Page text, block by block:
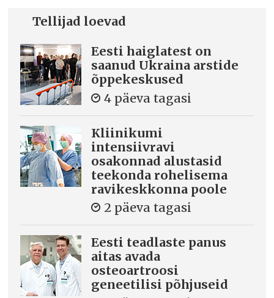
Tellijad loevad
Eesti haiglatest on
saanud Ukraina arstide
õppekeskused
4 päeva tagasi
Kliinikumi
intensiivravi
osakonnad alustasid
teekonda rohelisema
ravikeskkonna poole
2 päeva tagasi
Eesti teadlaste panus
aitas avada
osteoartroosi
geneetilisi põhjuseid